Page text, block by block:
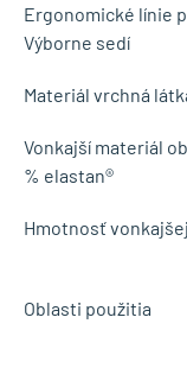
Ergonomické línie
Výborne sedí
Materiál vrchná
Vonkajší materiál
% elastan®
Hmotnosť
Oblasti použitia